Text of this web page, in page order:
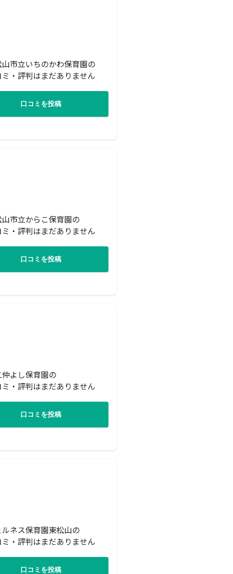
山市立いちのかわ保育園の
ミ・評判はまだありません
口コミを投稿
山市立からこ保育園の
ミ・評判はまだありません
口コミを投稿
よし保育園の
ミ・評判はまだありません
口コミを投稿
ルネス保育園東松山の
ミ・評判はまだありません
口コミを投稿